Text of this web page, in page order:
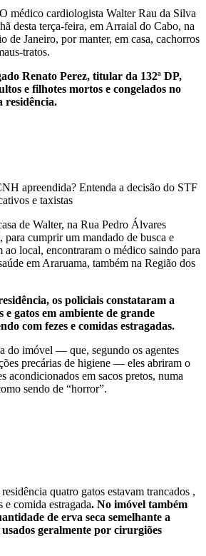
O médico cardiologista Walter Rau da Silva
desta terça-feira, em Arraial do Cabo, na
de Janeiro, por manter, em casa, cachorros
tratos.
Renato Perez, titular da 132ª DP,
e filhotes mortos e congelados no
residência.
de Walter, na Rua Pedro Álvares
para cumprir um mandado de busca e
ao local, encontraram o médico saindo para
em Araruama, também na Região dos
os policiais constataram a
e gatos em ambiente de grande
com fezes e comidas estragadas.
do imóvel — que, segundo os agentes
precárias de higiene — eles abriram o
acondicionados em sacos pretos, numa
sendo de “horror”.
quatro gatos estavam trancados ,
e comida estragada. No imóvel também
de erva seca semelhante a
usados geralmente por cirurgiões